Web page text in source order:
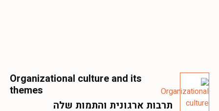
Organizational culture and its
themes
תרבות ארגונית והתמות שלה